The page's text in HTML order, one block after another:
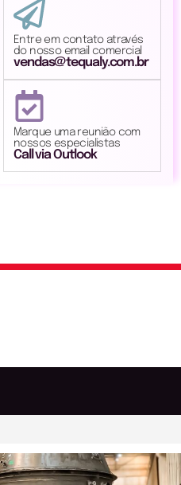
Entre em contato através
do nosso email comercial
vendas@tequaly.com.br
Marque uma reunião com
nossos especialistas
Call via Outlook